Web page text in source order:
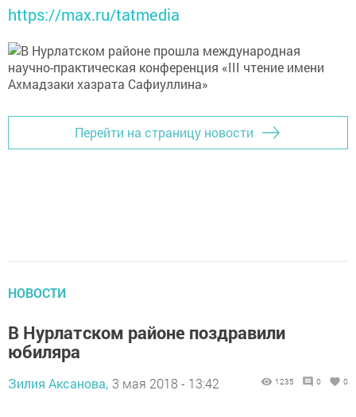
https://max.ru/tatmedia
Перейти на страницу новости
НОВОСТИ
В Нурлатском районе поздравили
юбиляра
Зилия Аксанова, 3 мая 2018 - 13:42 1235 0 0